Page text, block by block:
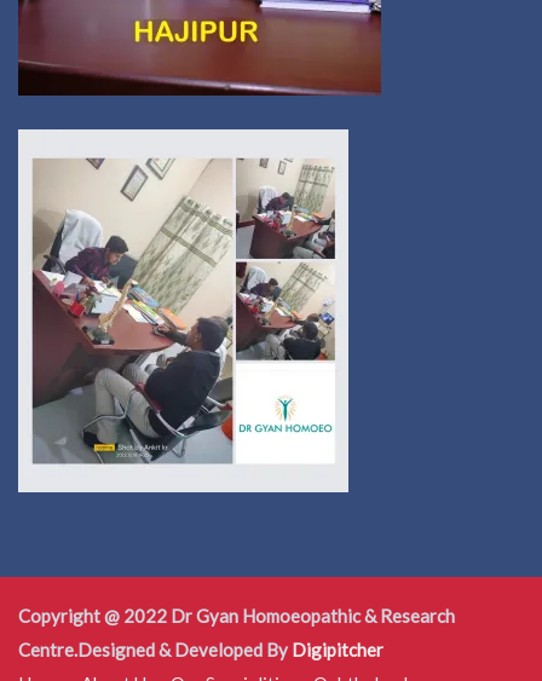
Copyright @ 2022 Dr Gyan Homoeopathic & Research
Centre.Designed & Developed By Digipitcher